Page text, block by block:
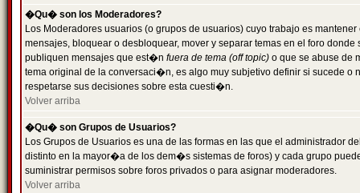
�Qu� son los Moderadores?
Los Moderadores usuarios (o grupos de usuarios) cuyo trabajo es
mensajes, bloquear o desbloquear, mover y separar temas en el foro
publiquen mensajes que est�n fuera de tema (off topic) o que se abuse de
tema original de la conversaci�n, es algo muy subjetivo definir si sucede
respetarse sus decisiones sobre esta cuesti�n.
Volver arriba
�Qu� son Grupos de Usuarios?
Los Grupos de Usuarios es una de las formas en las que el administrador
distinto en la mayor�a de los dem�s sistemas de foros) y cada grupo
suministrar permisos sobre foros privados o para asignar moderadores.
Volver arriba